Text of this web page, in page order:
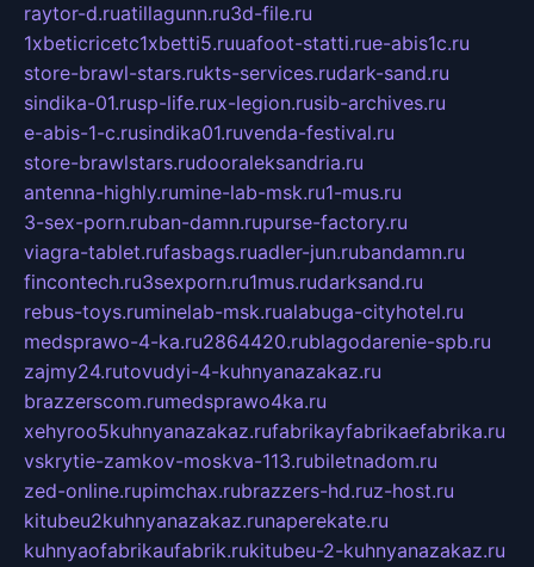
raytor-d.ruatillagunn.ru3d-file.ru
1xbeticricetc1xbetti5.ruuafoot-statti.rue-abis1c.ru
store-brawl-stars.rukts-services.rudark-sand.ru
sindika-01.rusp-life.rux-legion.rusib-archives.ru
e-abis-1-c.rusindika01.ruvenda-festival.ru
store-brawlstars.rudooraleksandria.ru
antenna-highly.rumine-lab-msk.ru1-mus.ru
3-sex-porn.ruban-damn.rupurse-factory.ru
viagra-tablet.rufasbags.ruadler-jun.rubandamn.ru
fincontech.ru3sexporn.ru1mus.rudarksand.ru
rebus-toys.ruminelab-msk.rualabuga-cityhotel.ru
medsprawo-4-ka.ru2864420.rublagodarenie-spb.ru
zajmy24.rutovudyi-4-kuhnyanazakaz.ru
brazzerscom.rumedsprawo4ka.ru
xehyroo5kuhnyanazakaz.rufabrikayfabrikaefabrika.ru
vskrytie-zamkov-moskva-113.rubiletnadom.ru
zed-online.rupimchax.rubrazzers-hd.ruz-host.ru
kitubeu2kuhnyanazakaz.runaperekate.ru
kuhnyaofabrikaufabrik.rukitubeu-2-kuhnyanazakaz.ru